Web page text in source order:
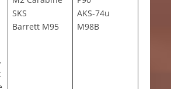
SKS
Barrett M95
AKS-74u
M98B